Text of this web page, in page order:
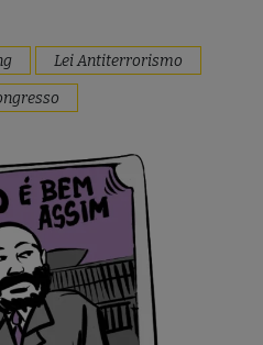
Lei Antiterrorismo